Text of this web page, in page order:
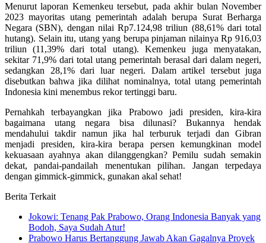
Menurut laporan Kemenkeu tersebut, pada akhir bulan November
2023 mayoritas utang pemerintah adalah berupa Surat Berharga
Negara (SBN), dengan nilai Rp7.124,98 triliun (88,61% dari total
hutang). Selain itu, utang yang berupa pinjaman nilainya Rp 916,03
triliun (11,39% dari total utang). Kemenkeu juga menyatakan,
sekitar 71,9% dari total utang pemerintah berasal dari dalam negeri,
sedangkan 28,1% dari luar negeri. Dalam artikel tersebut juga
disebutkan bahwa jika dilihat nominalnya, total utang pemerintah
Indonesia kini menembus rekor tertinggi baru.
Pernahkah terbayangkan jika Prabowo jadi presiden, kira-kira
bagaimana utang negara bisa dilunasi? Bukannya hendak
mendahului takdir namun jika hal terburuk terjadi dan Gibran
menjadi presiden, kira-kira berapa persen kemungkinan model
kekuasaan ayahnya akan dilanggengkan? Pemilu sudah semakin
dekat, pandai-pandailah menentukan pilihan. Jangan terpedaya
dengan gimmick-gimmick, gunakan akal sehat!
Berita Terkait
Jokowi: Tenang Pak Prabowo, Orang Indonesia Banyak yang
Bodoh, Saya Sudah Atur!
Prabowo Harus Bertanggung Jawab Akan Gagalnya Proyek